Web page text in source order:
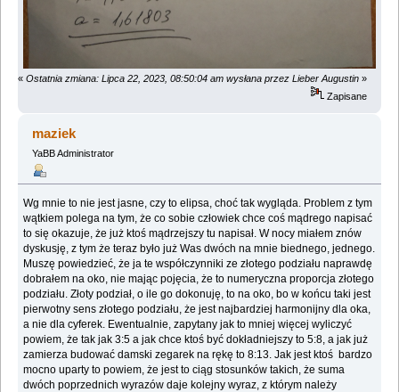
« Ostatnia zmiana: Lipca 22, 2023, 08:50:04 am wysłana przez Lieber Augustin »
Zapisane
maziek
YaBB Administrator
Wg mnie to nie jest jasne, czy to elipsa, choć tak wygląda. Problem z tym
wątkiem polega na tym, że co sobie człowiek chce coś mądrego napisać
to się okazuje, że już ktoś mądrzejszy tu napisał. W nocy miałem znów
dyskusję, z tym że teraz było już Was dwóch na mnie biednego, jednego.
Muszę powiedzieć, że ja te współczynniki ze złotego podziału naprawdę
dobrałem na oko, nie mając pojęcia, że to numeryczna proporcja złotego
podziału. Złoty podział, o ile go dokonuję, to na oko, bo w końcu taki jest
pierwotny sens złotego podziału, że jest najbardziej harmonijny dla oka,
a nie dla cyferek. Ewentualnie, zapytany jak to mniej więcej wyliczyć
powiem, że tak jak 3:5 a jak chce ktoś być dokładniejszy to 5:8, a jak już
zamierza budować damski zegarek na rękę to 8:13. Jak jest ktoś bardzo
mocno uparty to powiem, że jest to ciąg stosunków takich, że suma
dwóch poprzednich wyrazów daje kolejny wyraz, z którym należy